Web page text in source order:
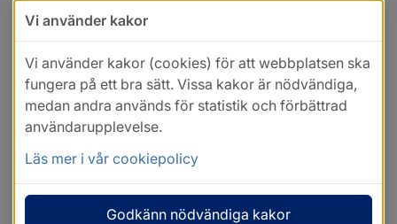
Vi använder kakor
Vi använder kakor (cookies) för att webbplatsen ska
fungera på ett bra sätt. Vissa kakor är nödvändiga,
medan andra används för statistik och förbättrad
användarupplevelse.
Läs mer i vår cookiepolicy
Godkänn nödvändiga kakor